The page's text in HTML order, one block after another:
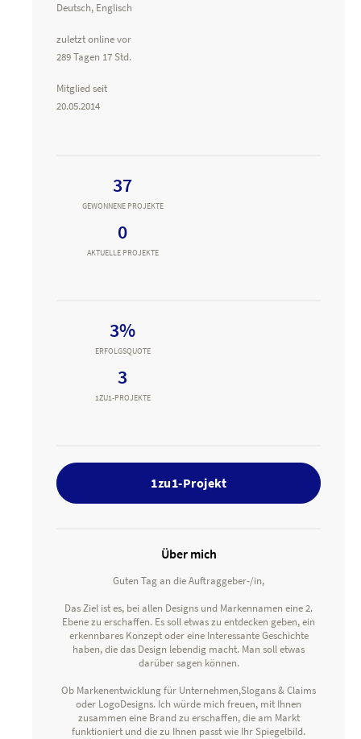
Deutsch, Englisch
zuletzt online vor
289 Tagen 17 Std.
Mitglied seit
20.05.2014
37
GEWONNENE PROJEKTE
0
AKTUELLE PROJEKTE
3%
ERFOLGSQUOTE
3
1ZU1-PROJEKTE
1zu1-Projekt
Über mich
Guten Tag an die Auftraggeber-/in,
Das Ziel ist es, bei allen Designs und Markennamen eine 2.
Ebene zu erschaffen. Es soll etwas zu entdecken geben, ein
erkennbares Konzept oder eine Interessante Geschichte
haben, die das Design lebendig macht. Man soll etwas
darüber sagen können.
Ob Markenentwicklung für Unternehmen,Slogans & Claims
oder LogoDesigns. Ich würde mich freuen, mit Ihnen
zusammen eine Brand zu erschaffen, die am Markt
funktioniert und die zu Ihnen passt wie Ihr Spiegelbild.